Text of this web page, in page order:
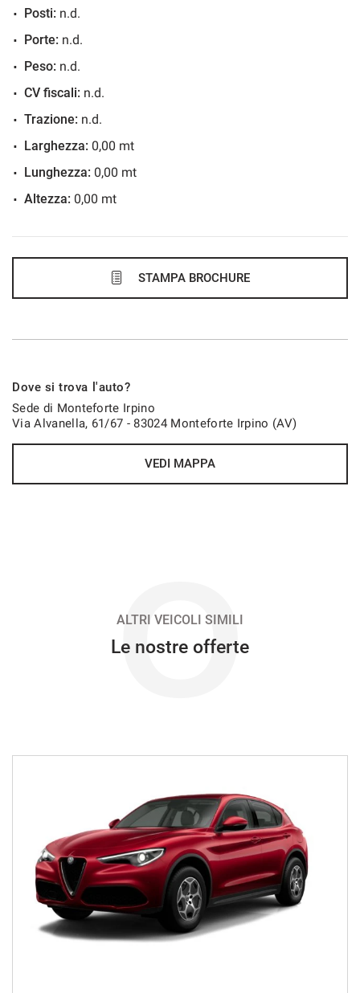
48 Mesi
610€/mese
36 Mesi
626€/mese
48 Mesi
636€/mese
672€/mese
48 Mesi
VEDI
680€/mese
Posti: n.d.
Porte: n.d.
Peso: n.d.
CV fiscali: n.d.
Trazione: n.d.
Larghezza: 0,00 mt
Lunghezza: 0,00 mt
Altezza: 0,00 mt
STAMPA BROCHURE
Dove si trova l'auto?
Sede di Monteforte Irpino
Via Alvanella, 61/67 - 83024 Monteforte Irpino (AV)
VEDI MAPPA
O
ALTRI VEICOLI SIMILI
Le nostre offerte